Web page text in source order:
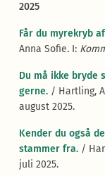
2025
Får du myrekryb
Anna Sofie. I:
Du må ikke bryde
gerne./ Hartling,
august 2025.
Kender du også
stammer fra./
juli 2025.